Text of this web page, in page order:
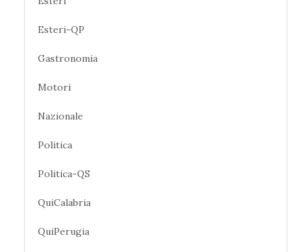
Esteri-QP
Gastronomia
Motori
Nazionale
Politica
Politica-QS
QuiCalabria
QuiPerugia